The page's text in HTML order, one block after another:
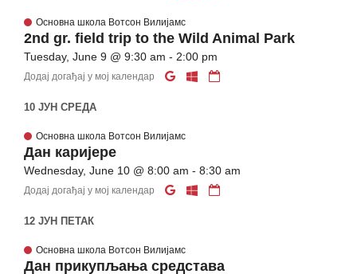
Основна школа Вотсон Вилијамс
2nd gr. field trip to the Wild Animal Park
Tuesday, June 9 @ 9:30 am - 2:00 pm
Додај догађај у мој календар
10 ЈУН СРЕДА
Основна школа Вотсон Вилијамс
Дан каријере
Wednesday, June 10 @ 8:00 am - 8:30 am
Додај догађај у мој календар
12 ЈУН ПЕТАК
Основна школа Вотсон Вилијамс
Дан прикупљања средстава